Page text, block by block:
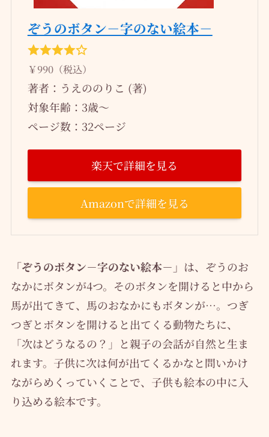
ぞうのボタン－字のない絵本－
￥990（税込）
著者：うえののりこ (著)
対象年齢：3歳～
ページ数：32ページ
楽天で詳細を見る
Amazonで詳細を見る
「ぞうのボタン－字のない絵本－」 は、ぞうのお
なかにボタンが4つ。そのボタンを開けると中から
馬が出てきて、馬のおなかにもボタンが…。つぎ
つぎとボタンを開けると出てくる動物たちに、
「次はどうなるの？」と親子の会話が自然と生ま
れます。子供に次は何が出てくるかなと問いかけ
ながらめくっていくことで、子供も絵本の中に入
り込める絵本です。